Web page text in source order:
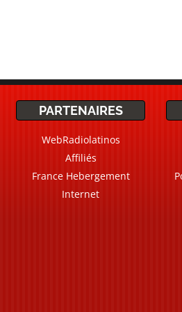
PARTENAIRES
WebRadiolatinos
Affiliés
France Hebergement
Internet